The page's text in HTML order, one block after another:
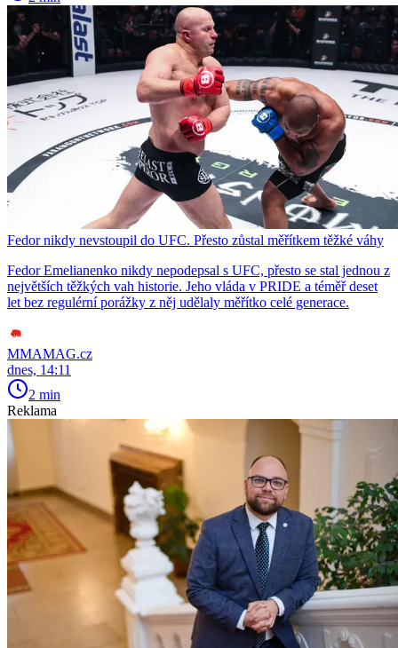
Fedor nikdy nevstoupil do UFC. Přesto zůstal měřítkem těžké váhy
Fedor Emelianenko nikdy nepodepsal s UFC, přesto se stal jednou z
největších těžkých vah historie. Jeho vláda v PRIDE a téměř deset
let bez regulérní porážky z něj udělaly měřítko celé generace.
MMAMAG.cz
dnes, 14:11
2 min
Reklama